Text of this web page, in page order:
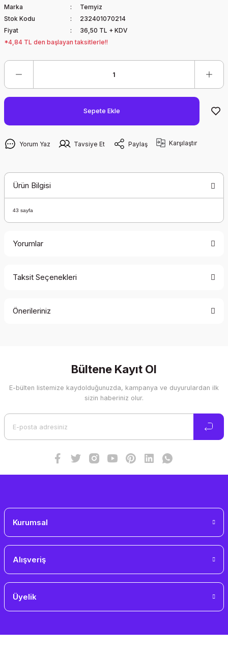
Marka
Temyiz
Stok Kodu
232401070214
Fiyat
36,50 TL + KDV
*4,84 TL den başlayan taksitlerle!!
Sepete Ekle
Yorum Yaz Tavsiye Et Paylaş Karşılaştır
Ürün Bilgisi
43 sayfa
Yorumlar
Taksit Seçenekleri
Önerileriniz
Görüş ve önerileriniz için teşekkür ederiz.
Ürün resmi kalitesiz, bozuk veya görüntülenemiyor.
Bültene Kayıt Ol
E-bülten listemize kaydolduğunuzda, kampanya ve duyurulardan ilk
sizin haberiniz olur.
Kurumsal
Alışveriş
Üyelik